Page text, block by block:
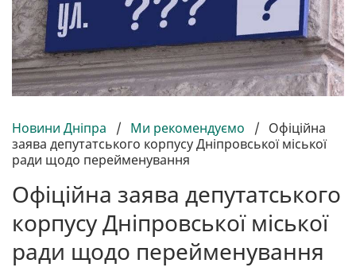
Новини Дніпра / Ми рекомендуємо / Офіційна
заява депутатського корпусу Дніпровської міської
ради щодо перейменування
Офіційна заява депутатського
корпусу Дніпровської міської
ради щодо перейменування